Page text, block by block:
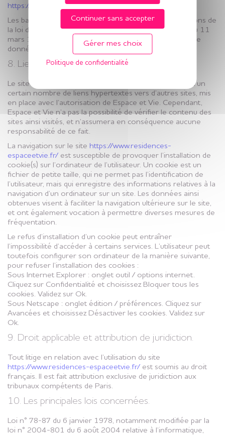
https://www.residences-espaceetvie.fr/.
Les bases de données sont protégées par les dispositions de
la loi du 1er juillet 1998 transposant la directive 96/9 du 11
mars 1996 relative à la protection juridique des bases de
données.
8. Liens hypertextes et cookies.
Le site
contient un
certain nombre de liens hypertextes vers d’autres sites, mis
en place avec l’autorisation de Espace et Vie. Cependant,
Espace et Vie n’a pas la possibilité de vérifier le contenu des
sites ainsi visités, et n’assumera en conséquence aucune
responsabilité de ce fait.
La navigation sur le site https://www.residences-
espaceetvie.fr/ est susceptible de provoquer l’installation de
cookie(s) sur l’ordinateur de l’utilisateur. Un cookie est un
fichier de petite taille, qui ne permet pas l’identification de
l’utilisateur, mais qui enregistre des informations relatives à la
navigation d’un ordinateur sur un site. Les données ainsi
obtenues visent à faciliter la navigation ultérieure sur le site,
et ont également vocation à permettre diverses mesures de
fréquentation.
Le refus d’installation d’un cookie peut entraîner
l’impossibilité d’accéder à certains services. L’utilisateur peut
toutefois configurer son ordinateur de la manière suivante,
pour refuser l’installation des cookies :
Sous Internet Explorer : onglet outil / options internet.
Cliquez sur Confidentialité et choisissez Bloquer tous les
cookies. Validez sur Ok.
Sous Netscape : onglet édition / préférences. Cliquez sur
Avancées et choisissez Désactiver les cookies. Validez sur
Ok.
9. Droit applicable et attribution de juridiction.
Tout litige en relation avec l’utilisation du site
https://www.residences-espaceetvie.fr/ est soumis au droit
français. Il est fait attribution exclusive de juridiction aux
tribunaux compétents de Paris.
10. Les principales lois concernées.
Loi n° 78-87 du 6 janvier 1978, notamment modifiée par la
loi n° 2004-801 du 6 août 2004 relative à l’informatique,
Continuer sans accepter
Gérer mes choix
Politique de confidentialité